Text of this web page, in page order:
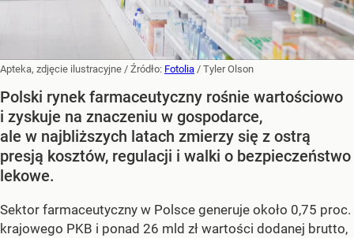
Apteka, zdjęcie ilustracyjne / Źródło: Fotolia / Tyler Olson
Polski rynek farmaceutyczny rośnie wartościowo
i zyskuje na znaczeniu w gospodarce,
ale w najbliższych latach zmierzy się z ostrą
presją kosztów, regulacji i walki o bezpieczeństwo
lekowe.
Sektor farmaceutyczny w Polsce generuje około 0,75 proc.
krajowego PKB i ponad 26 mld zł wartości dodanej brutto,